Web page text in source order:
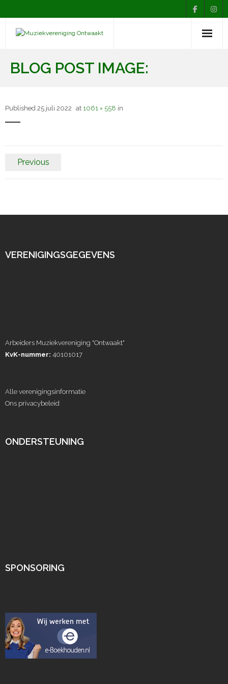
Contact
BLOG POST IMAGE:
Published 25 juli 2022 at 1061 × 558 in
Previous
VERENIGINGSGEGEVENS
Arbeiders Muziekvereniging "Ontwaakt"
KvK-nummer: 40101017
Alle verenigingsinformatie
Ons privacybeleid
ONDERSTEUNING
SPONSORING